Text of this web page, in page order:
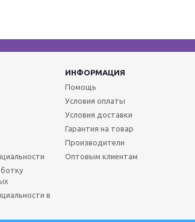
ИНФОРМАЦИЯ
в
Помощь
Условия оплаты
Условия доставки
Гарантия на товар
Производители
Оптовым клиентам